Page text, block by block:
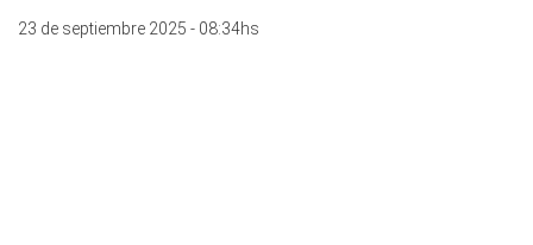
23 de septiembre 2025 - 08:34hs